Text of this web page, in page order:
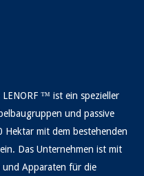
™ ist ein spezieller
und passive
Hektar mit dem bestehenden
Das Unternehmen ist mit
und Apparaten für die